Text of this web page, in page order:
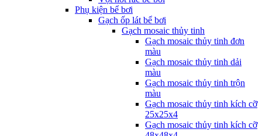
Phụ kiện bể bơi
Gạch ốp lát bể bơi
Gạch mosaic thủy tinh
Gạch mosaic thủy tinh đơn
màu
Gạch mosaic thủy tinh dải
màu
Gạch mosaic thủy tinh trộn
màu
Gạch mosaic thủy tinh kích cỡ
25x25x4
Gạch mosaic thủy tinh kích cỡ